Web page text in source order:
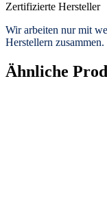
Zertifizierte Hersteller
Wir arbeiten nur mit
Herstellern zusammen.
Ähnliche